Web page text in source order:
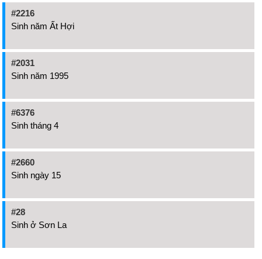
#2216
Sinh năm Ất Hợi
#2031
Sinh năm 1995
#6376
Sinh tháng 4
#2660
Sinh ngày 15
#28
Sinh ở Sơn La